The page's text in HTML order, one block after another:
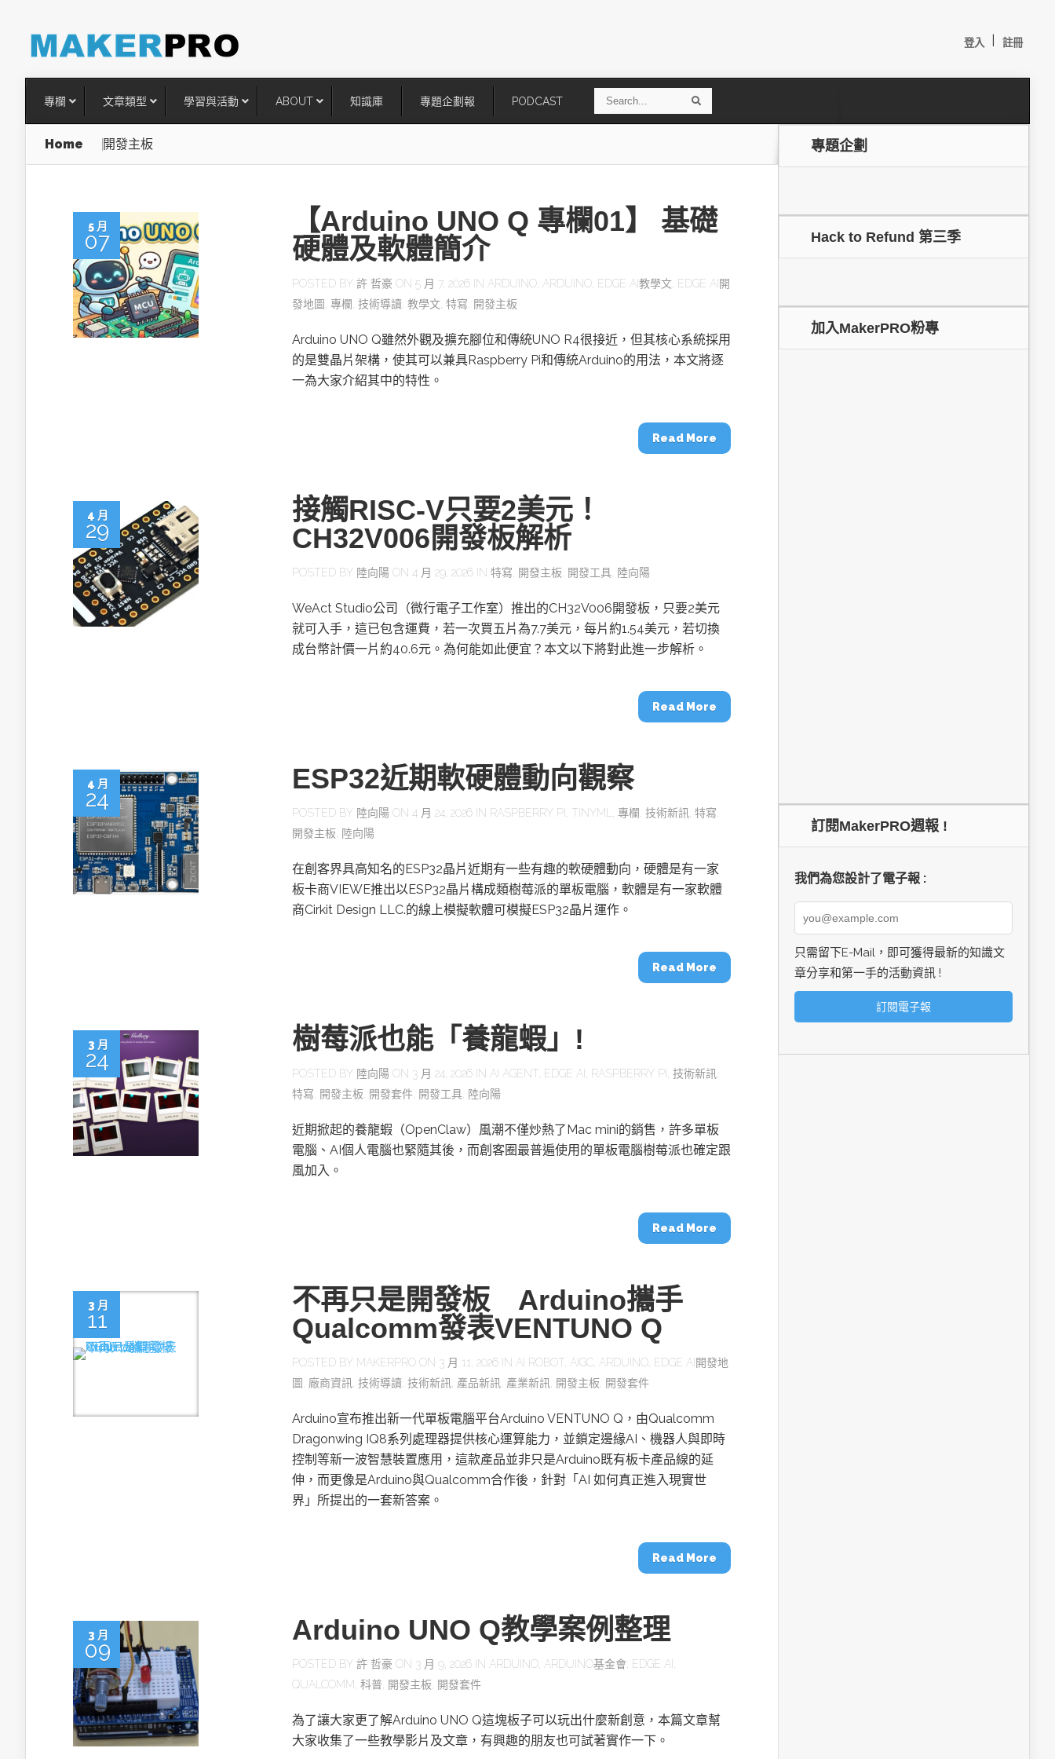
登入 註冊
專欄
英特爾技術驅動醫療外骨骼解決方案
以3D感知開啟智慧機器人新時代：從深度相機到
【活動報導】Intel攜手生態系夥伴分享Edge AI機器
人應用部署實戰經驗
器人的關鍵
文章類型
台灣搶攻後矽時代半導體關鍵技
推探OpenAI Codex Micro專屬控
AI走向實體世界 安森美70億美
台
TensorFlow vs. PyTorch：AI框架
之戰，誰是最佳選擇？
創客開發板AI加速晶片觀察
學習與活動 ABOUT 知識庫 專題企劃報 PODCAST
a
r
r
Home 開發主板
5 月
07
【Arduino UNO Q 專欄01】 基礎
硬體及軟體簡介
POSTED BY 許 哲豪 ON 5 月 7, 2026 IN ARDUINO ARDUINO EDGE AI教學文 EDGE AI開
發地圖 專欄 技術導讀 教學文 特寫 開發主板
Arduino UNO Q雖然外觀及擴充腳位和傳統UNO R4很接近，但其核心系統採用
的是雙晶片架構，使其可以兼具Raspberry Pi和傳統Arduino的用法，本文將逐
一為大家介紹其中的特性。
Read More
4 月
29
接觸RISC-V只要2美元！
CH32V006開發板解析
POSTED BY 陸向陽 ON 4 月 29, 2026 IN 特寫 開發主板 開發工具 陸向陽
WeAct Studio公司（微行電子工作室）推出的CH32V006開發板，只要2美元
就可入手，這已包含運費，若一次買五片為7.7美元，每片約1.54美元，若切換
成台幣計價一片約40.6元。為何能如此便宜？本文以下將對此進一步解析。
Read More
4 月
24
ESP32近期軟硬體動向觀察
POSTED BY 陸向陽 ON 4 月 24, 2026 IN RASPBERRY PI TINYML 專欄 技術新訊 特寫
開發主板 陸向陽
在創客界具高知名的ESP32晶片近期有一些有趣的軟硬體動向，硬體是有一家
板卡商VIEWE推出以ESP32晶片構成類樹莓派的單板電腦，軟體是有一家軟體
商Cirkit Design LLC.的線上模擬軟體可模擬ESP32晶片運作。
Read More
3 月
24
樹莓派也能「養龍蝦」!
POSTED BY 陸向陽 ON 3 月 24, 2026 IN AI AGENT EDGE AI RASPBERRY PI 技術新訊
特寫
開發主板 開發套件 開發工具 陸向陽
近期掀起的養龍蝦（OpenClaw）風潮不僅炒熱了Mac mini的銷售，許多單板
電腦、AI個人電腦也緊隨其後，而創客圈最普遍使用的單板電腦樹莓派也確定跟
風加入。
Read More
3 月
11
不再只是開發板 Arduino攜手
Qualcomm發表VENTUNO Q
POSTED BY MAKERPRO ON 3 月 11, 2026 IN AI ROBOT AIGC ARDUINO EDGE AI開發地
圖
廠商資訊 技術導讀 技術新訊 產品新訊 產業新訊 開發主板 開發套件
Arduino宣布推出新一代單板電腦平台Arduino VENTUNO Q，由Qualcomm
Dragonwing IQ8系列處理器提供核心運算能力，並鎖定邊緣AI、機器人與即時
控制等新一波智慧裝置應用，這款產品並非只是Arduino既有板卡產品線的延
伸，而更像是Arduino與Qualcomm合作後，針對「AI 如何真正進入現實世
界」所提出的一套新答案。
Read More
3 月
09
Arduino UNO Q教學案例整理
POSTED BY 許 哲豪 ON 3 月 9, 2026 IN ARDUINO ARDUINO基金會 EDGE AI
QUALCOMM 科普 開發主板 開發套件
為了讓大家更了解Arduino UNO Q這塊板子可以玩出什麼新創意，本篇文章幫
大家收集了一些教學影片及文章，有興趣的朋友也可試著實作一下。
專題企劃
Hack to Refund 第三季
加入MakerPRO粉專
訂閱MakerPRO週報 !
我們為您設計了電子報 :
只需留下E-Mail，即可獲得最新的知識文
章分享和第一手的活動資訊 !